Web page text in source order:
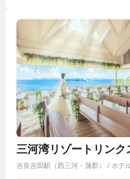
三河湾リゾートリンク
吉良吉田駅（西三河・蒲郡） / ホテ